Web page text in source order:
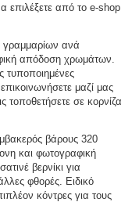
επιλέξετε από το e-shop
γραμμαρίων ανά
απόδοση χρωμάτων.
τυποποιημένες
μαζί μας
τοποθετήσετε σε κορνίζα
βάρους 320
και φωτογραφική
βερνίκι για
φθορές. Ειδικό
κόντρες για τους